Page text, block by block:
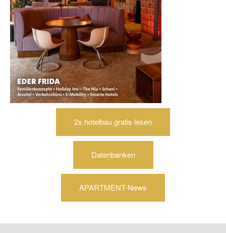
2x hotelbau gratis lesen
Datenbanken
APARTMENT-News